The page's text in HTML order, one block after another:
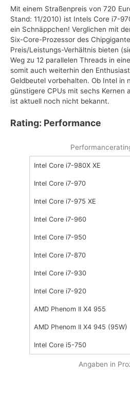
Mit einem Straßenpreis von 720
Stand: 11/2010) ist Intels Core i7-
ein Schnäppchen! Verglichen mit
Six-Core-Prozessor des
Preis/Leistungs-Verhältnis bieten
Weg zu 12 parallelen Threads in
somit auch weiterhin den
Geldbeutel vorbehalten. Ob Intel in
günstigere CPUs mit sechs Kernen
ist aktuell noch nicht bekannt.
Rating: Performance
Intel Core i7-980X XE
Intel Core i7-970
Intel Core i7-975 XE
Intel Core i7-960
Intel Core i7-950
Intel Core i7-870
Intel Core i7-930
Intel Core i7-920
AMD Phenom II X4 955
AMD Phenom II X4 945 (95W)
Intel Core i5-750
Angaben in